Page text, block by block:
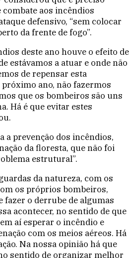
aos incêndios
defensivo, “sem colocar
da frente de fogo”.
deste ano houve o efeito de
estávamos a atuar e onde não
de repensar esta
ano, não fazermos
que os bombeiros são uns
Há é que evitar estes
a prevenção dos incêndios,
da floresta, que não foi
estrutural”.
da natureza, com os
os próprios bombeiros,
o derrube de algumas
acontecer, no sentido de que
aí esperar o incêndio e
com os meios aéreos. Há
Na nossa opinião há que
sentido de organizar melhor